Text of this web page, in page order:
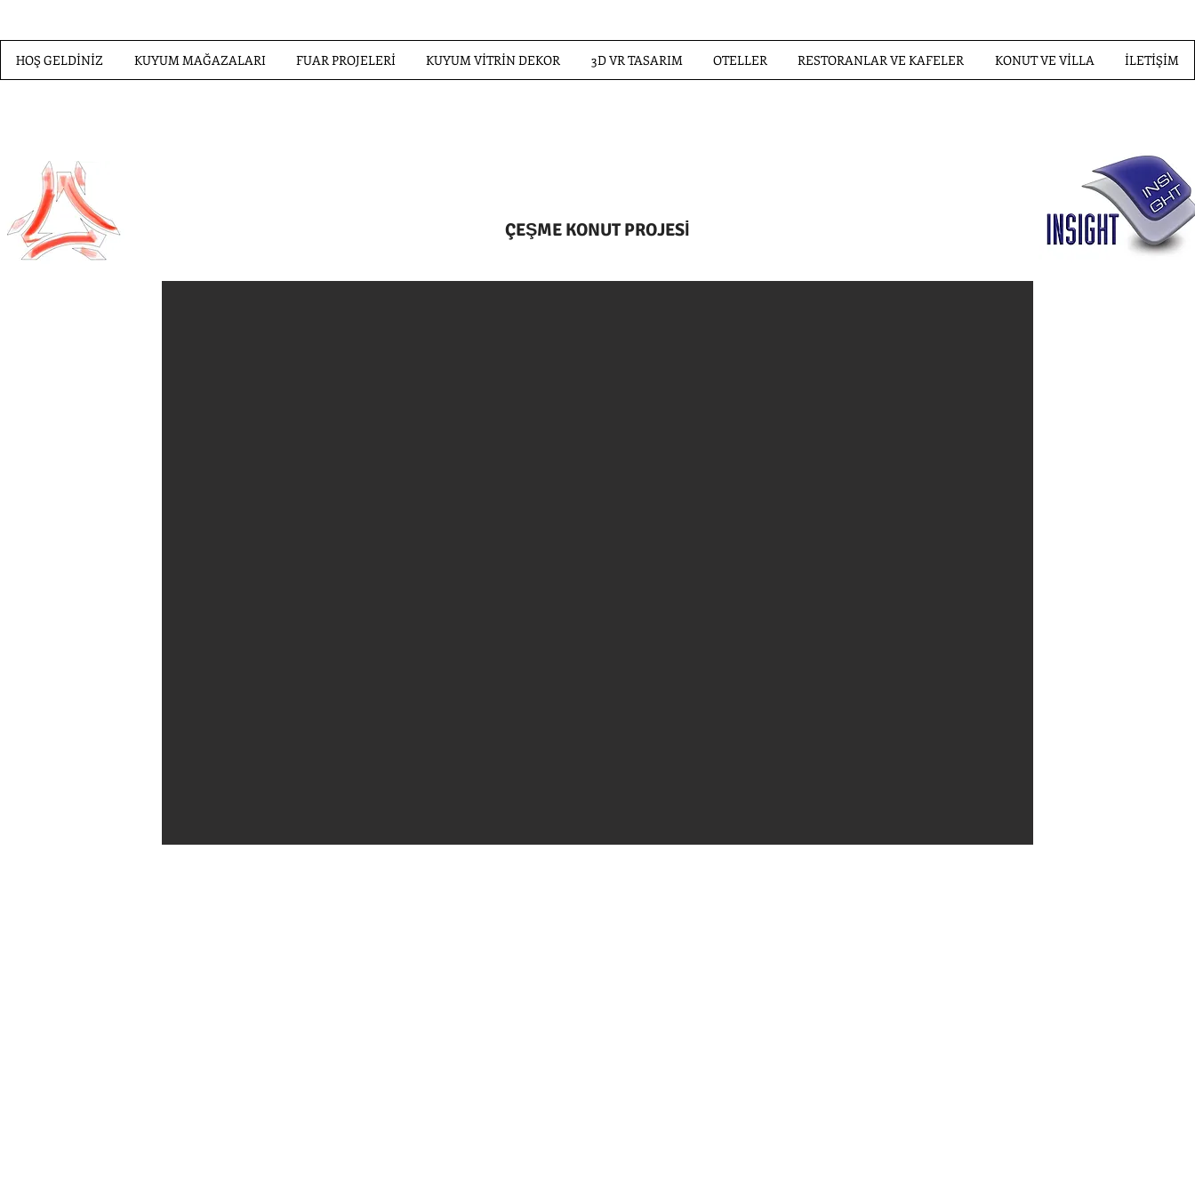
ÇEŞME KONUT PROJESİ
HOŞ GELDİNİZ KUYUM MAĞAZALARI FUAR PROJELERİ KUYUM VİTRİN DEKOR 3D VR TASARIM OTELLER RESTORANLAR VE KAFELER KONUT VE VİLLA İLETİŞİM